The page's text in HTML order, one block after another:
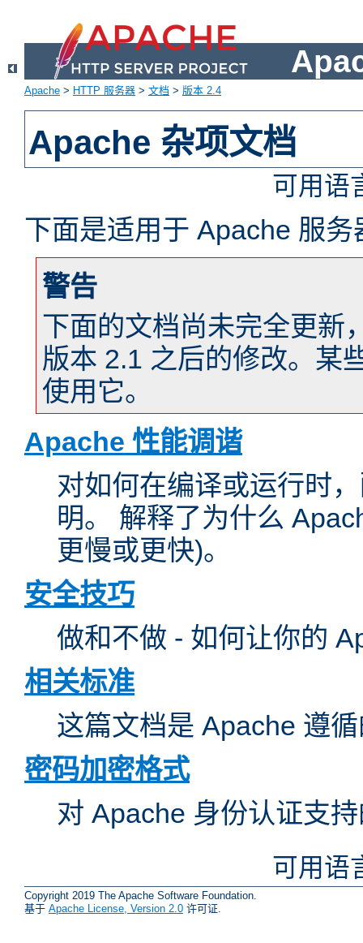
Apache > HTTP 服务器 > 文档 > 版本 2.4
Apache 杂项文档
可用语
下面是适用于 Apache 服
警告
下面的文档尚未完全更新
版本 2.1 之后的修改。某
使用它。
Apache 性能调谐
对如何在编译或运行时
明。 解释了为什么
更慢或更快)。
安全技巧
做和不做 - 如何让你的
相关标准
这篇文档是 Apache 遵
密码加密格式
对 Apache 身份认证支
可用语
Copyright 2019 The Apache Software Foundation.
基于 Apache License, Version 2.0 许可证.